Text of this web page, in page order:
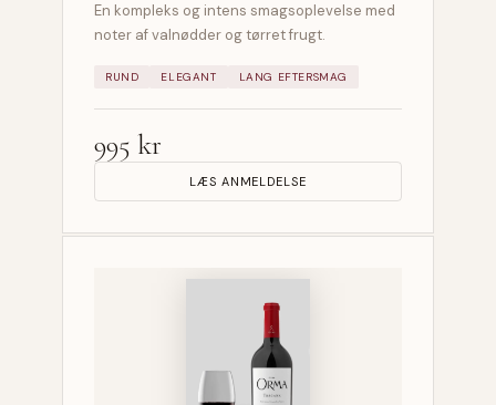
En kompleks og intens smagsoplevelse med
noter af valnødder og tørret frugt.
RUND ELEGANT LANG EFTERSMAG
995 kr
LÆS ANMELDELSE